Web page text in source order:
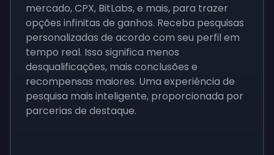
mercado, CPX, BitLabs, e mais, para trazer
opções infinitas de ganhos. Receba pesquisas
personalizadas de acordo com seu perfil em
tempo real. Isso significa menos
desqualificações, mais conclusões e
recompensas maiores. Uma experiência de
pesquisa mais inteligente, proporcionada por
parcerias de destaque.